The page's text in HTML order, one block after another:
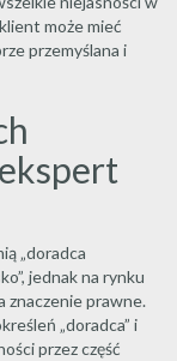
może mieć
przemyślana i
„doradca
jednak na rynku
znaczenie prawne.
„doradca” i
przez część